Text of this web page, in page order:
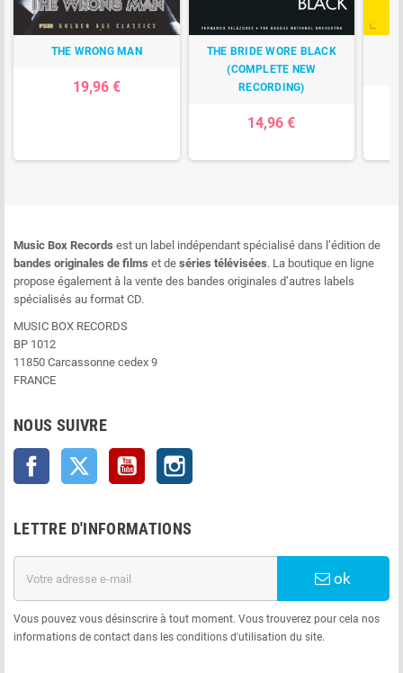
THE WRONG MAN
19,96 €
THE BRIDE WORE BLACK
(COMPLETE NEW
RECORDING)
14,96 €
Music Box Records est un label indépendant spécialisé dans l’édition de
bandes originales de films et de séries télévisées. La boutique en ligne
propose également à la vente des bandes originales d’autres labels
spécialisés au format CD.
MUSIC BOX RECORDS
BP 1012
11850 Carcassonne cedex 9
FRANCE
NOUS SUIVRE
Facebook Twitter YouTube
LETTRE D'INFORMATIONS
ok
Vous pouvez vous désinscrire à tout moment. Vous trouverez pour cela nos
informations de contact dans les conditions d'utilisation du site.